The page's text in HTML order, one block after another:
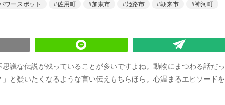
ワースポット 佐用町 加東市 姫路市 朝来市
神河町
議な伝説が残っていることが多いですよね。動物にまつわる話だっ
と疑いたくなるような言い伝えもちらほら。心温まるエピソードを